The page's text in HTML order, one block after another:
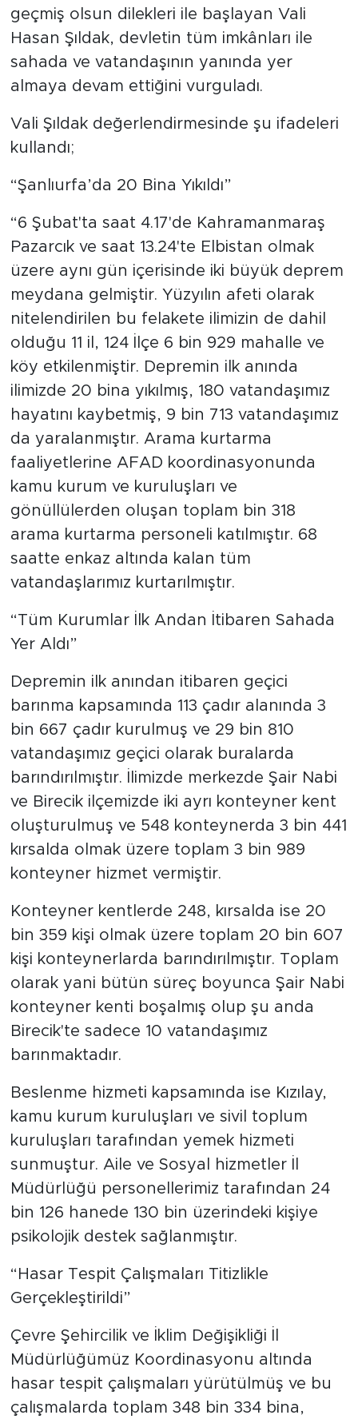
geçmiş olsun dilekleri ile başlayan Vali
Hasan Şıldak, devletin tüm imkânları ile
sahada ve vatandaşının yanında yer
almaya devam ettiğini vurguladı.
Vali Şıldak değerlendirmesinde şu ifadeleri
kullandı;
“Şanlıurfa’da 20 Bina Yıkıldı”
“6 Şubat'ta saat 4.17'de Kahramanmaraş
Pazarcık ve saat 13.24'te Elbistan olmak
üzere aynı gün içerisinde iki büyük deprem
meydana gelmiştir. Yüzyılın afeti olarak
nitelendirilen bu felakete ilimizin de dahil
olduğu 11 il, 124 İlçe 6 bin 929 mahalle ve
köy etkilenmiştir. Depremin ilk anında
ilimizde 20 bina yıkılmış, 180 vatandaşımız
hayatını kaybetmiş, 9 bin 713 vatandaşımız
da yaralanmıştır. Arama kurtarma
faaliyetlerine AFAD koordinasyonunda
kamu kurum ve kuruluşları ve
gönüllülerden oluşan toplam bin 318
arama kurtarma personeli katılmıştır. 68
saatte enkaz altında kalan tüm
vatandaşlarımız kurtarılmıştır.
“Tüm Kurumlar İlk Andan İtibaren Sahada
Yer Aldı”
Depremin ilk anından itibaren geçici
barınma kapsamında 113 çadır alanında 3
bin 667 çadır kurulmuş ve 29 bin 810
vatandaşımız geçici olarak buralarda
barındırılmıştır. İlimizde merkezde Şair Nabi
ve Birecik ilçemizde iki ayrı konteyner kent
oluşturulmuş ve 548 konteynerda 3 bin 441
kırsalda olmak üzere toplam 3 bin 989
konteyner hizmet vermiştir.
Konteyner kentlerde 248, kırsalda ise 20
bin 359 kişi olmak üzere toplam 20 bin 607
kişi konteynerlarda barındırılmıştır. Toplam
olarak yani bütün süreç boyunca Şair Nabi
konteyner kenti boşalmış olup şu anda
Birecik'te sadece 10 vatandaşımız
barınmaktadır.
Beslenme hizmeti kapsamında ise Kızılay,
kamu kurum kuruluşları ve sivil toplum
kuruluşları tarafından yemek hizmeti
sunmuştur. Aile ve Sosyal hizmetler İl
Müdürlüğü personellerimiz tarafından 24
bin 126 hanede 130 bin üzerindeki kişiye
psikolojik destek sağlanmıştır.
“Hasar Tespit Çalışmaları Titizlikle
Gerçekleştirildi”
Çevre Şehircilik ve İklim Değişikliği İl
Müdürlüğümüz Koordinasyonu altında
hasar tespit çalışmaları yürütülmüş ve bu
çalışmalarda toplam 348 bin 334 bina,